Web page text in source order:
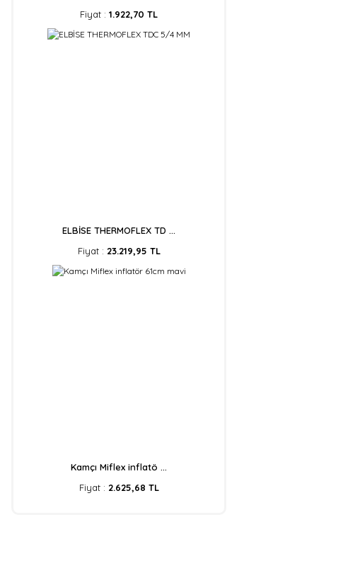
Fiyat : 1.922,70 TL
ELBİSE THERMOFLEX TD ...
Fiyat : 23.219,95 TL
Kamçı Miflex inflatö ...
Fiyat : 2.625,68 TL